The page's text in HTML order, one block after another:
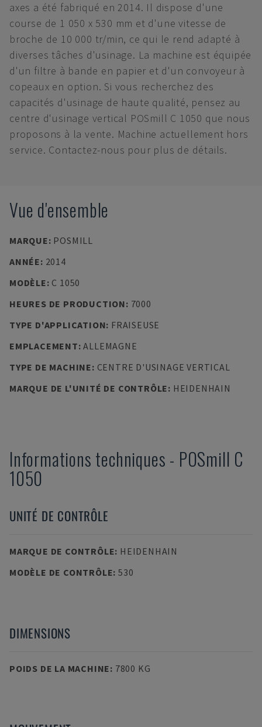
axes a été fabriqué en 2014. Il dispose d'une
course de 1 050 x 530 mm et d'une vitesse de
broche de 10 000 tr/min, ce qui le rend adapté à
diverses tâches d'usinage. La machine est équipée
d'un filtre à bande en papier et d'un convoyeur à
copeaux en option. Si vous recherchez des
capacités d'usinage de haute qualité, pensez au
centre d'usinage vertical POSmill C 1050 que nous
proposons à la vente. Machine actuellement hors
service. Contactez-nous pour plus de détails.
Vue d'ensemble
MARQUE: POSMILL
ANNÉE: 2014
MODÈLE: C 1050
HEURES DE PRODUCTION: 7000
TYPE D'APPLICATION: FRAISEUSE
EMPLACEMENT:ALLEMAGNE
TYPE DE MACHINE: CENTRE D'USINAGE VERTICAL
MARQUE DE L'UNITÉ DE CONTRÔLE: HEIDENHAIN
Informations techniques - POSmill C
1050
UNITÉ DE CONTRÔLE
MARQUE DE CONTRÔLE: HEIDENHAIN
MODÈLE DE CONTRÔLE: 530
DIMENSIONS
POIDS DE LA MACHINE: 7800 KG